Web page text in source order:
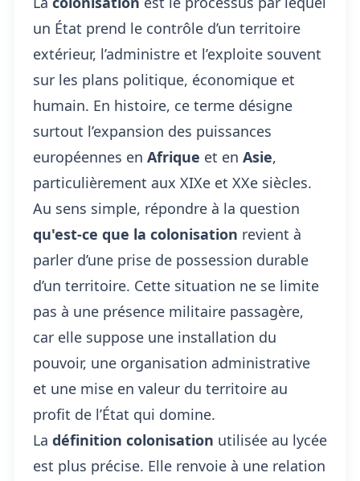
un État prend le contrôle d’un territoire
extérieur, l’administre et l’exploite souvent
sur les plans politique, économique et
humain. En histoire, ce terme désigne
surtout l’expansion des puissances
européennes en Afrique et en Asie,
particulièrement aux XIXe et XXe siècles.
Au sens simple, répondre à la question
qu'est-ce que la colonisation revient à
parler d’une prise de possession durable
d’un territoire. Cette situation ne se limite
pas à une présence militaire passagère,
car elle suppose une installation du
pouvoir, une organisation administrative
et une mise en valeur du territoire au
profit de l’État qui domine.
La définition colonisation utilisée au lycée
est plus précise. Elle renvoie à une relation